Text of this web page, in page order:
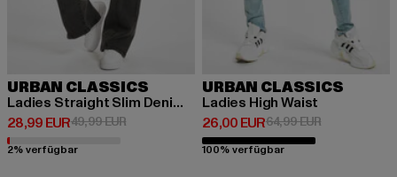
URBAN CLASSICS
Ladies Straight Slim Denim High Waist
28,99 EUR
Derzeitiger Preis: 28,99 EUR
49,99 EURAktionspreis: 49,99 EUR
2% verfügbar
URBAN CLASSICS
Ladies High Waist
26,00 EUR
Derzeitiger Preis: 26,00 EUR
64,99 EURAktionspreis:
100% verfügbar